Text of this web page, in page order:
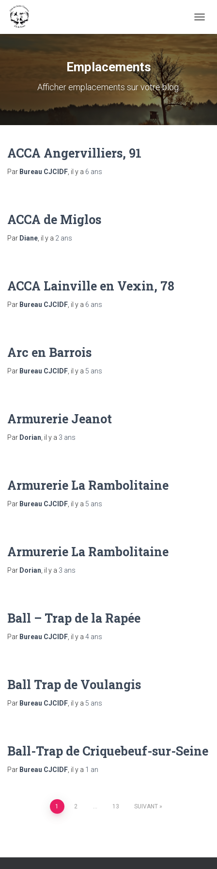
Emplacements
Afficher emplacements sur votre blog.
ACCA Angervilliers, 91
Par Bureau CJCIDF , il y a 6 ans
ACCA de Miglos
Par Diane , il y a 2 ans
ACCA Lainville en Vexin, 78
Par Bureau CJCIDF , il y a 6 ans
Arc en Barrois
Par Bureau CJCIDF , il y a 5 ans
Armurerie Jeanot
Par Dorian , il y a 3 ans
Armurerie La Rambolitaine
Par Bureau CJCIDF , il y a 5 ans
Armurerie La Rambolitaine
Par Dorian , il y a 3 ans
Ball – Trap de la Rapée
Par Bureau CJCIDF , il y a 4 ans
Ball Trap de Voulangis
Par Bureau CJCIDF , il y a 5 ans
Ball-Trap de Criquebeuf-sur-Seine
Par Bureau CJCIDF , il y a 1 an
Pagination
publications
1 2 … 13 SUIVANT